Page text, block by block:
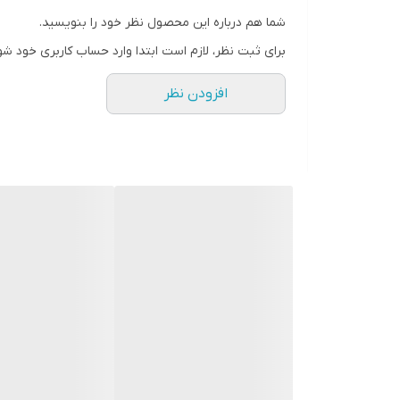
شما هم درباره این محصول نظر خود را بنویسید.
برای ثبت نظر، لازم است ابتدا وارد حساب کاربری خود
افزودن نظر